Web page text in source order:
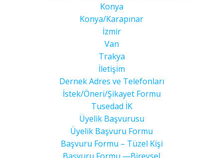
Konya
Konya/Karapınar
İzmir
Van
Trakya
İletişim
Dernek Adres ve Telefonları
İstek/Öneri/Şikayet Formu
Tusedad İK
Üyelik Başvurusu
Üyelik Başvuru Formu
Başvuru Formu – Tüzel Kişi